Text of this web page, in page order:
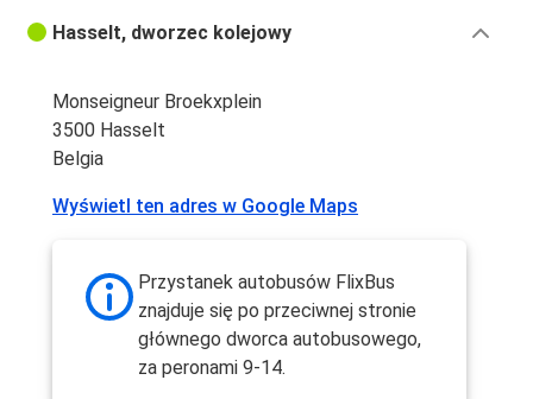
Hasselt, dworzec kolejowy
Monseigneur Broekxplein
3500 Hasselt
Belgia
Wyświetl ten adres w Google Maps
Przystanek autobusów FlixBus
znajduje się po przeciwnej stronie
głównego dworca autobusowego,
za peronami 9-14.